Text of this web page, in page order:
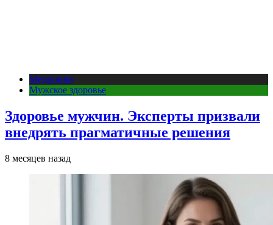
Медицина
Мужское здоровье
Здоровье мужчин. Эксперты призвали
внедрять прагматичные решения
8 месяцев назад